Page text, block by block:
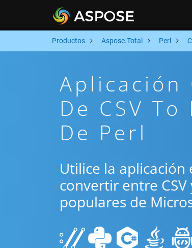
Productos Aspose.Total Perl
Aplicación
De CSV
De Perl
Utilice la aplicación
convertir entre
populares de